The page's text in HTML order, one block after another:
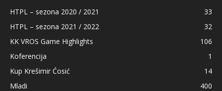
HTPL – sezona 2020 / 2021
33
HTPL – sezona 2021 / 2022
32
KK VROS Game Highlights
106
Koferencija
1
Kup Krešimir Ćosić
14
Mladi
400